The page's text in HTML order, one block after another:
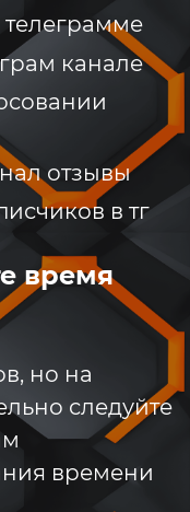
телеграмме
канале
отзывы
в тг
время
но на
следуйте
времени